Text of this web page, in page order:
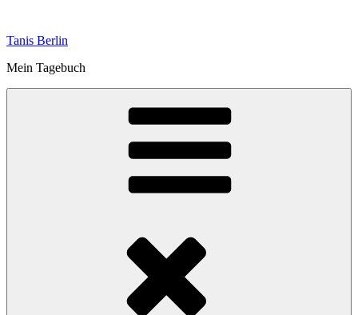
springen
Tanis Berlin
Mein Tagebuch